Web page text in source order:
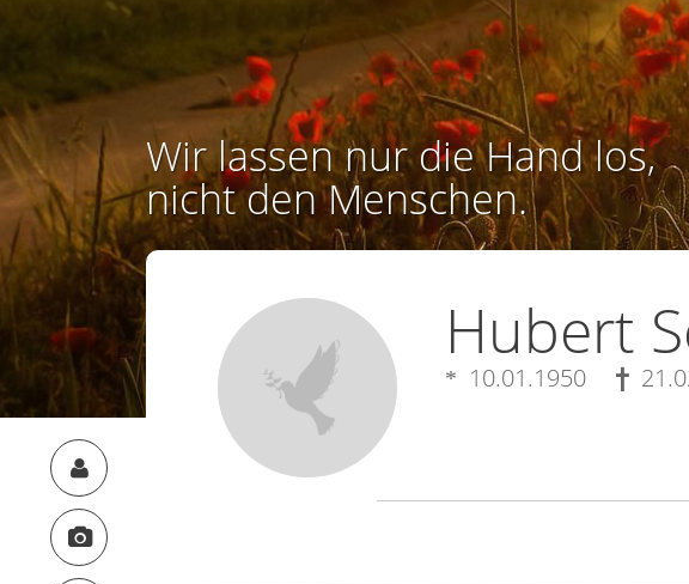
Wir lassen nur die Hand los,
nicht den Menschen.
Hubert
10.01.1950